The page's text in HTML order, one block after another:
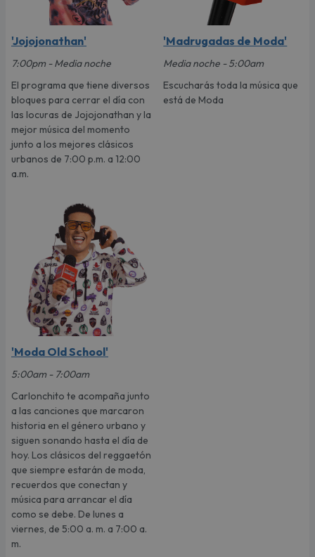
'Jojojonathan'
7:00pm - Media noche
El programa que tiene diversos
bloques para cerrar el día con
las locuras de Jojojonathan y la
mejor música del momento
junto a los mejores clásicos
urbanos de 7:00 p.m. a 12:00
a.m.
'Madrugadas de Moda'
Media noche - 5:00am
Escucharás toda la música que
está de Moda
'Moda Old School'
5:00am - 7:00am
Carlonchito te acompaña junto
a las canciones que marcaron
historia en el género urbano y
siguen sonando hasta el día de
hoy. Los clásicos del reggaetón
que siempre estarán de moda,
recuerdos que conectan y
música para arrancar el día
como se debe. De lunes a
viernes, de 5:00 a. m. a 7:00 a.
m.